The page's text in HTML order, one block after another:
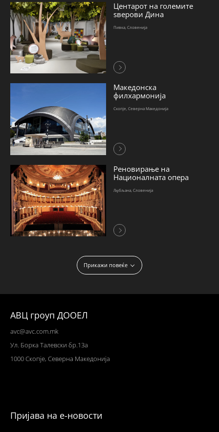
Центарот на големите
ѕверови Дина
Пивка, Словенија
Македонска
филхармонија
Скопје, Северна Македонија
Реновирање на
Националната опера
Љубљана, Словенија
Прикажи повеќе
АВЦ гроуп ДООЕЛ
avc@avc.com.mk
Ул. Борка Талевски бр.13а
1000 Скопје, Северна Македонија
Пријава на е-новости